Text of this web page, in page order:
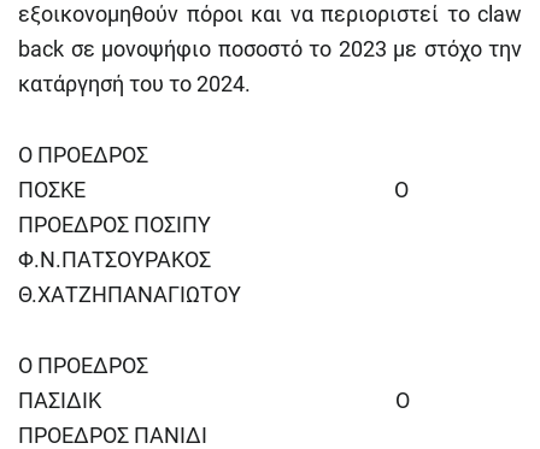
εξοικονομηθούν πόροι και να περιοριστεί το claw
back σε μονοψήφιο ποσοστό το 2023 με στόχο την
κατάργησή του το 2024.
Ο ΠΡΟΕΔΡΟΣ
ΠΟΣΚΕ Ο
ΠΡΟΕΔΡΟΣ ΠΟΣΙΠΥ
Φ.Ν.ΠΑΤΣΟΥΡΑΚΟΣ
Θ.ΧΑΤΖΗΠΑΝΑΓΙΩΤΟΥ
Ο ΠΡΟΕΔΡΟΣ
ΠΑΣΙΔΙΚ Ο
ΠΡΟΕΔΡΟΣ ΠΑΝΙΔΙ